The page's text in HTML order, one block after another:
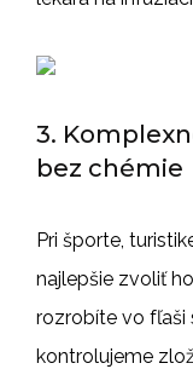
3.
bez chémie
Pri športe,
najlepšie zvoliť
rozrobíte vo fľaši
kontrolujeme